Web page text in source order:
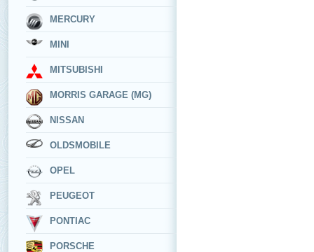
MERCURY
MINI
MITSUBISHI
MORRIS GARAGE (MG)
NISSAN
OLDSMOBILE
OPEL
PEUGEOT
PONTIAC
PORSCHE